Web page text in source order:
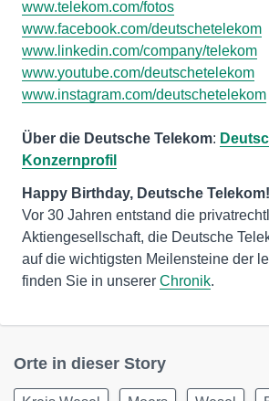
www.telekom.com/fotos
www.facebook.com/deutschetelekom
www.linkedin.com/company/telekom
www.youtube.com/deutschetelekom
www.instagram.com/deutschetelekom
Über die Deutsche Telekom:
Konzernprofil
Vor 30 Jahren entstand die
Aktiengesellschaft, die Deutsche
auf die wichtigsten Meilensteine der
finden Sie in unserer Chronik.
Orte in dieser Story